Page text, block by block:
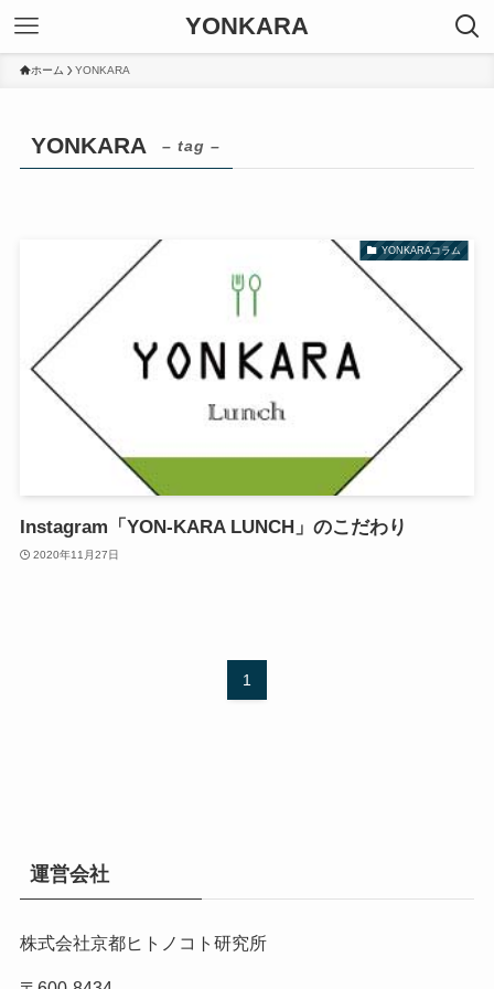
YONKARA
ホーム YONKARA
YONKARA – tag –
YONKARAコラム
Instagram「YON-KARA LUNCH」のこだわり
2020年11月27日
1
運営会社
株式会社京都ヒトノコト研究所